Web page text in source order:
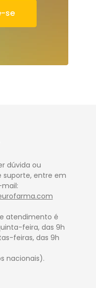
se
dúvida ou
suporte, entre em
atendimento é
feira, das 9h
feiras, das 9h
nacionais).